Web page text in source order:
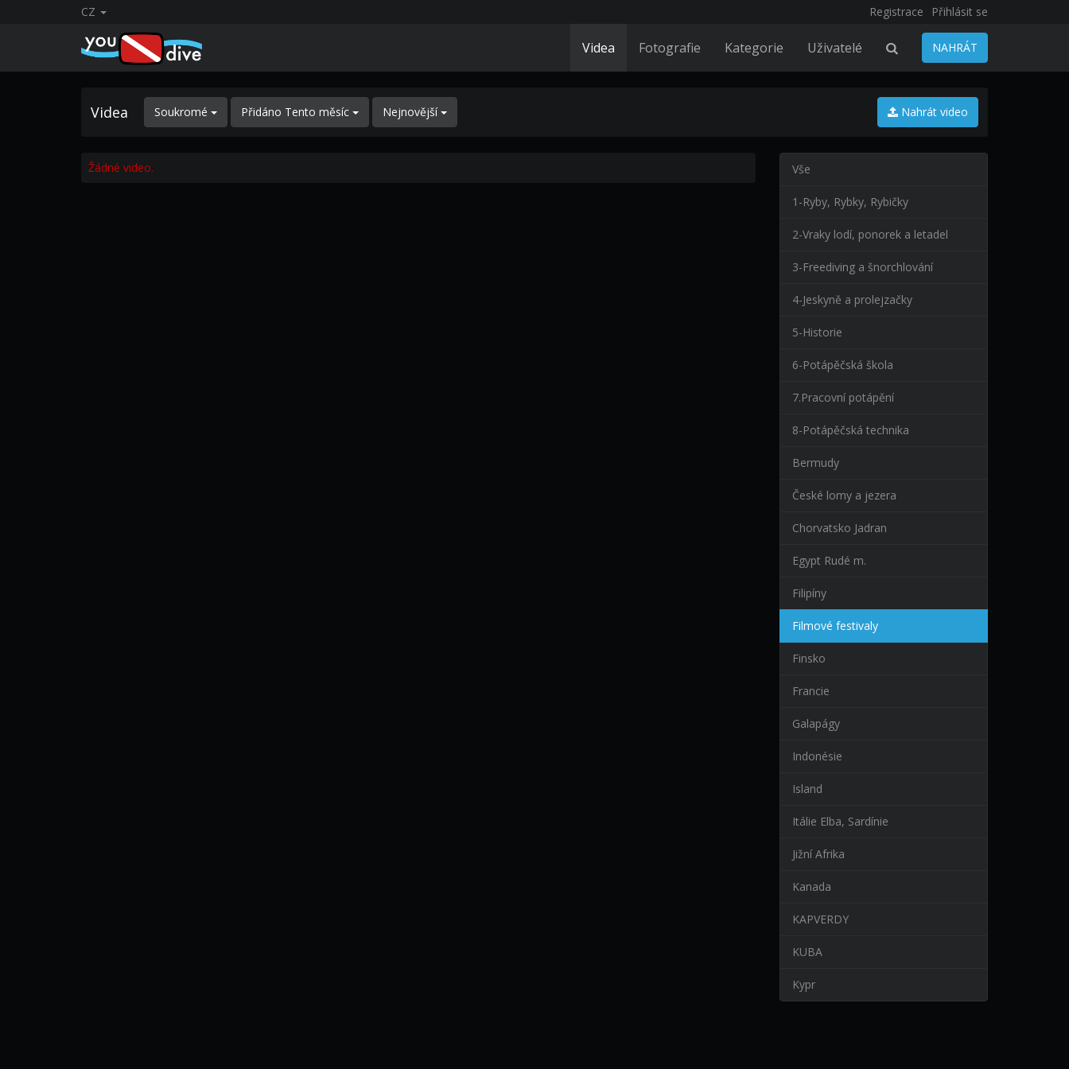
CZ Registrace Přihlásit se
Videa Fotografie Kategorie Uživatelé NAHRÁT
Videa Soukromé Přidáno Tento měsíc Nejnovější Nahrát video
Žádné video. Vše
1-Ryby, Rybky, Rybičky
2-Vraky lodí, ponorek a letadel
3-Freediving a šnorchlování
4-Jeskyně a prolejzačky
5-Historie
6-Potápěčská škola
7.Pracovní potápění
8-Potápěčská technika
Bermudy
České lomy a jezera
Chorvatsko Jadran
Egypt Rudé m.
Filipíny
Filmové festivaly
Finsko
Francie
Galapágy
Indonésie
Island
Itálie Elba, Sardínie
Jižní Afrika
Kanada
KAPVERDY
KUBA
Kypr